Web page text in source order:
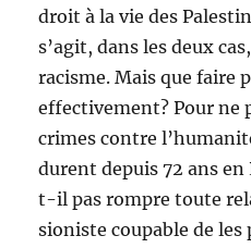
droit à la vie des
s’agit, dans les deux
racisme. Mais que faire
effectivement? Pour ne
crimes contre
durent depuis 72 ans
t-il pas rompre toute
sioniste coupable de